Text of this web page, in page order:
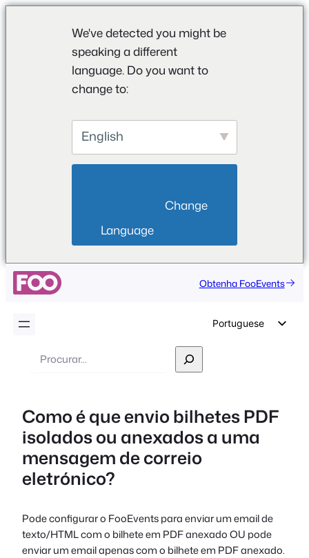
We've detected you might be
speaking a different
language. Do you want to
change to:
English
Language
Obtenha FooEvents
Portuguese
Spanish
Italian
Greek
Pesquisar
Como é que envio bilhetes PDF
isolados ou anexados a uma
mensagem de correio
eletrónico?
Pode configurar o FooEvents para enviar um email de
texto/HTML com o bilhete em PDF anexado OU pode
enviar um email apenas com o bilhete em PDF anexado.